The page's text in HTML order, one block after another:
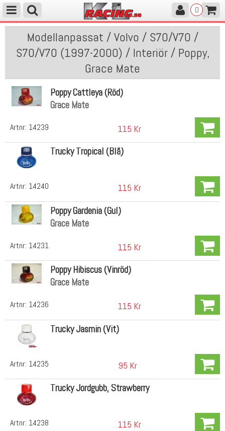
0
Modellanpassat / Volvo / S70/V70 /
S70/V70 (1997-2000) / Interiör / Poppy,
Grace Mate
Artnr: 14239
Poppy Cattleya (Röd)
Grace Mate
115 Kr
Artnr: 14240
Trucky Tropical (Blå)
115 Kr
Artnr: 14231
Poppy Gardenia (Gul)
Grace Mate
115 Kr
Artnr: 14236
Poppy Hibiscus (Vinröd)
Grace Mate
115 Kr
Artnr: 14235
Trucky Jasmin (Vit)
95 Kr
Artnr: 14238
Trucky Jordgubb, Strawberry
115 Kr